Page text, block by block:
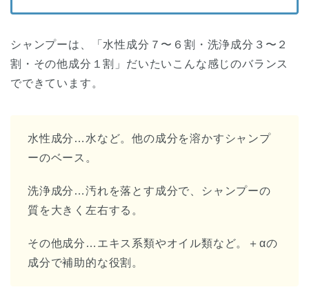
シャンプーは、「水性成分７〜６割・洗浄成分３〜２
割・その他成分１割」だいたいこんな感じのバランス
でできています。
水性成分…水など。他の成分を溶かすシャンプ
ーのベース。
洗浄成分…汚れを落とす成分で、シャンプーの
質を大きく左右する。
その他成分…エキス系類やオイル類など。＋αの
成分で補助的な役割。